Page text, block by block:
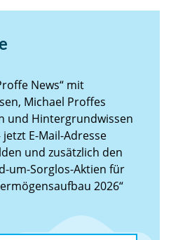
News“ mit
Michael Proffes
und Hintergrundwissen
E-Mail-Adresse
und zusätzlich den
um-Sorglos-Aktien für
2026“